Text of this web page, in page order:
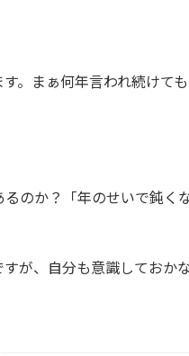
。まぁ何年言われ続けて
のか？「年のせいで鈍く
が、自分も意識しておか